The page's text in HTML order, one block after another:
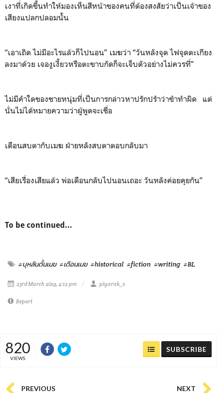
เงาที่เกิดขึ้นทำให้มองเห็นสีหน้าของคนที่ต้องสงสัยว่าเป็นเจ้าของ
เสียงแปลกปลอมนั้น
“เอาเถิด ไม่มีอะไรแล้วก็ไปนอน” เมฆว่า “วันหลังจุด ไฟจุดตะเกียง
ลงมาด้วย เจองูเงี้ยวหรือตะขาบกัดก็จะเจ็บตัวอย่างไม่ควรที่”
ไม่มีคำใดของชายหนุ่มที่เป็นการกล่าวหาปรักปรำว่าขำทำผิด แต่
นั่นไม่ได้หมายความว่าผู้พูดจะเชื่อ
เดือนสบตากับเมฆ ฝ่ายหลังสบตาตอบกลับมา
“เสียเรื่องเสียแล้ว พ่อเดือนกลับไปนอนเถอะ วันหลังค่อยคุยกัน”
To be continued...
#บุหลันดั้นเมฆ #เดือนเมฆ #historical #fiction #writing #BL
23rd March 2019, 4:12 pm piyarak_s
Report
820
VIEWS
SUBSCRIBE
PREVIOUS NEXT